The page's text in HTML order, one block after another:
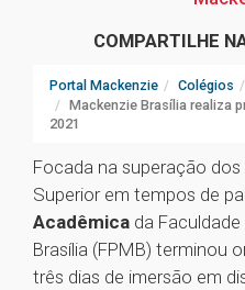
COMPARTILHE
Portal Mackenzie Colégios
Mackenzie Brasília realiza
2021
Focada na superação
Superior em tempos de
Acadêmica da
Brasília (FPMB) terminou
três dias de imersão em